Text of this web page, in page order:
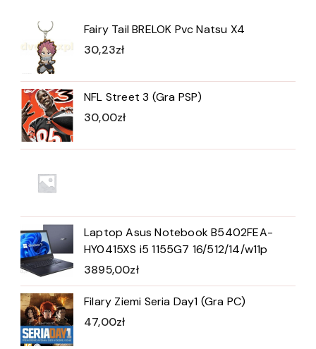
Fairy Tail BRELOK Pvc Natsu X4
30,23zł
NFL Street 3 (Gra PSP)
30,00zł
Laptop Asus Notebook B5402FEA-
HY0415XS i5 1155G7 16/512/14/w11p
3895,00zł
Filary Ziemi Seria Day1 (Gra PC)
47,00zł